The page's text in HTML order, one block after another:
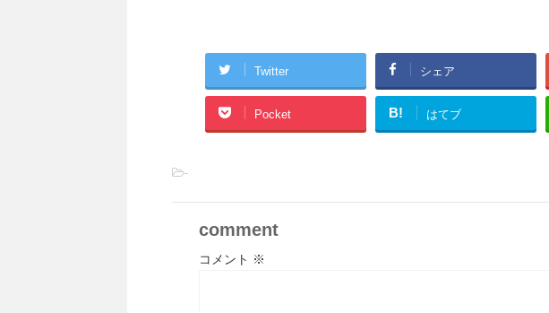
Twitter シェア
Pocket B! はてブ
-
comment
コメント ※